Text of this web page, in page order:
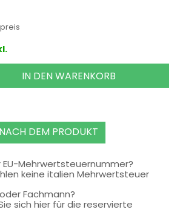
IN DEN WARENKORB
DEM PRODUKT
EU-Mehrwertsteuernummer?
keine italien Mehrwertsteuer
Fachmann?
sich hier für die reservierte